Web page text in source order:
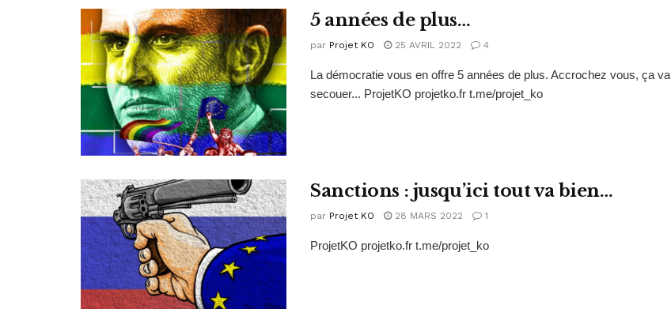
5 années de plus…
par Projet KO 25 AVRIL 2022 4
La démocratie vous en offre 5 années de plus. Accrochez vous, ça va
secouer... ProjetKO projetko.fr t.me/projet_ko
Sanctions : jusqu’ici tout va bien…
par Projet KO 28 MARS 2022 1
ProjetKO projetko.fr t.me/projet_ko